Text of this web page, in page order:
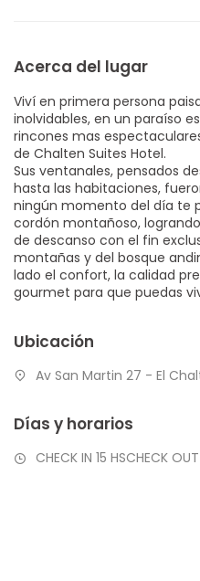
Acerca del lugar
Viví en primera persona
inolvidables, en un paraíso
rincones mas
de Chalten Suites Hotel.
Sus ventanales, pensados
hasta las habitaciones,
ningún momento del día te
cordón montañoso,
de descanso con el fin
montañas y del bosque
lado el confort, la calidad
gourmet para que puedas
Ubicación
Av San Martin 27 - El
Días y horarios
CHECK IN 15 HSCHECK OUT